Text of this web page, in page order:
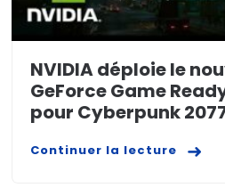
NVIDIA déploie le
GeForce Game
pour Cyberpunk
Continuer la lecture